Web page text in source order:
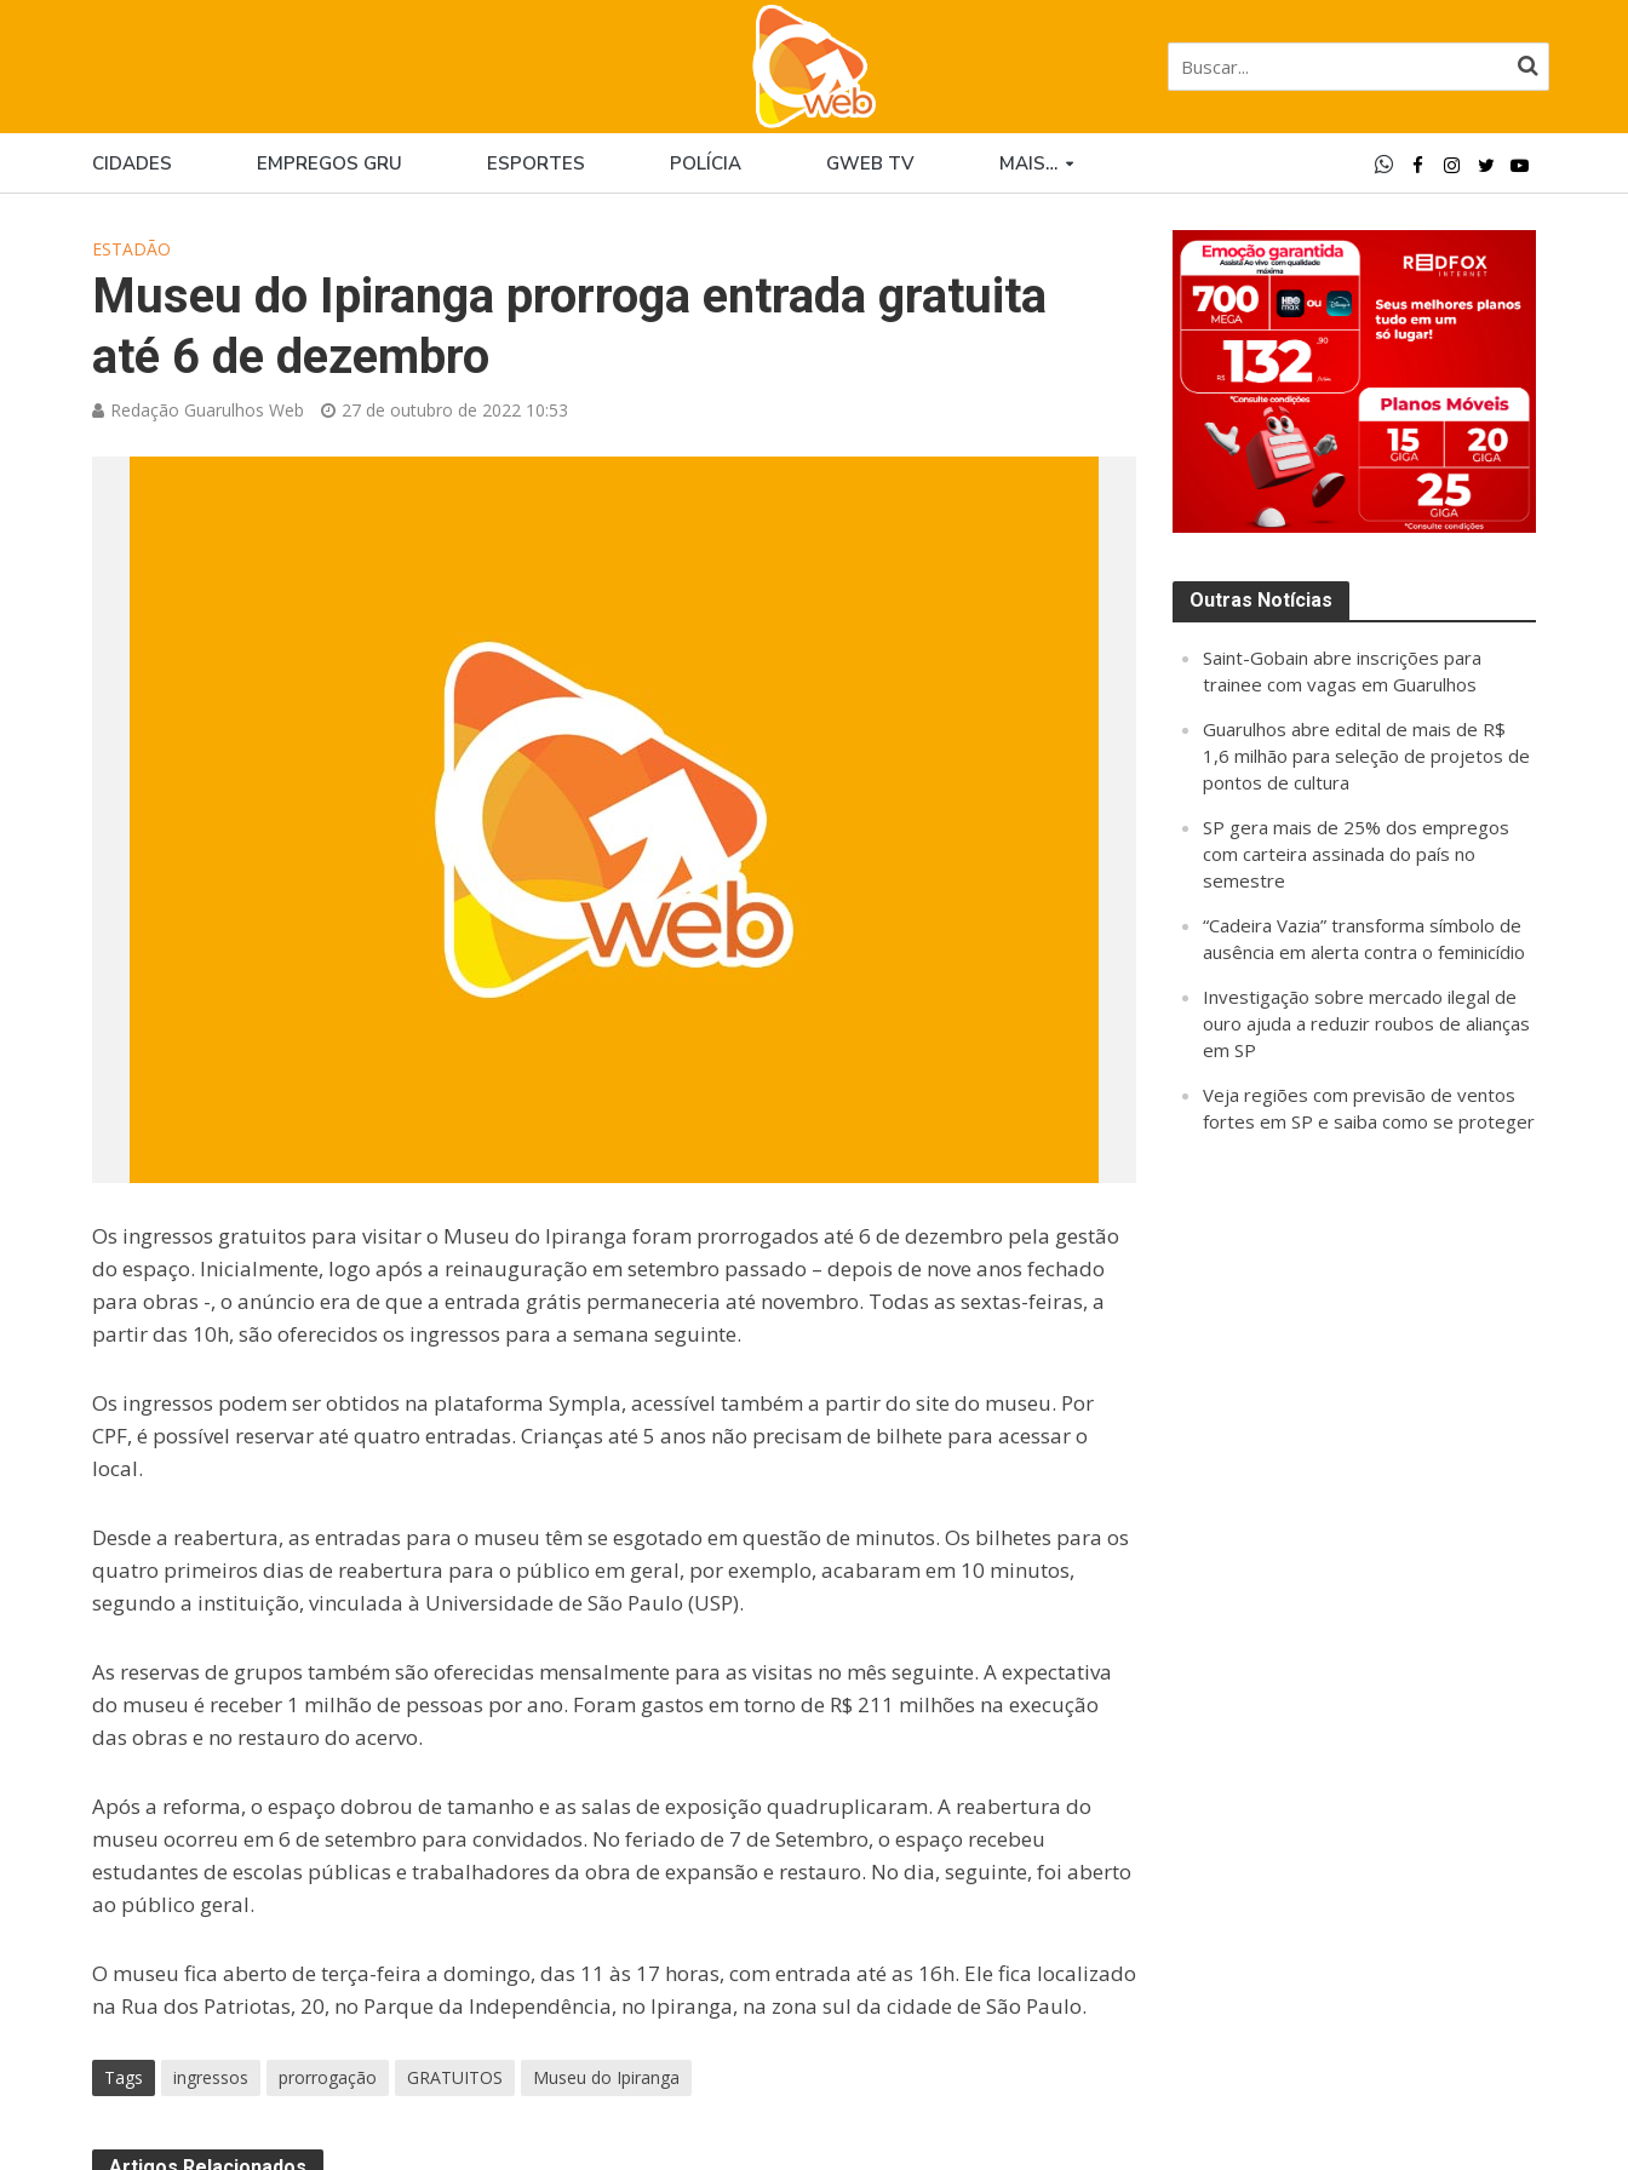
CIDADES EMPREGOS GRU ESPORTES POLÍCIA GWEB TV MAIS…
ESTADÃO
Museu do Ipiranga prorroga entrada gratuita
até 6 de dezembro
Redação Guarulhos Web 27 de outubro de 2022 10:53
Os ingressos gratuitos para visitar o Museu do Ipiranga foram prorrogados até 6 de dezembro pela gestão
do espaço. Inicialmente, logo após a reinauguração em setembro passado – depois de nove anos fechado
para obras -, o anúncio era de que a entrada grátis permaneceria até novembro. Todas as sextas-feiras, a
partir das 10h, são oferecidos os ingressos para a semana seguinte.
Os ingressos podem ser obtidos na plataforma Sympla, acessível também a partir do site do museu. Por
CPF, é possível reservar até quatro entradas. Crianças até 5 anos não precisam de bilhete para acessar o
local.
Desde a reabertura, as entradas para o museu têm se esgotado em questão de minutos. Os bilhetes para os
quatro primeiros dias de reabertura para o público em geral, por exemplo, acabaram em 10 minutos,
segundo a instituição, vinculada à Universidade de São Paulo (USP).
As reservas de grupos também são oferecidas mensalmente para as visitas no mês seguinte. A expectativa
do museu é receber 1 milhão de pessoas por ano. Foram gastos em torno de R$ 211 milhões na execução
das obras e no restauro do acervo.
Após a reforma, o espaço dobrou de tamanho e as salas de exposição quadruplicaram. A reabertura do
museu ocorreu em 6 de setembro para convidados. No feriado de 7 de Setembro, o espaço recebeu
estudantes de escolas públicas e trabalhadores da obra de expansão e restauro. No dia, seguinte, foi aberto
ao público geral.
O museu fica aberto de terça-feira a domingo, das 11 às 17 horas, com entrada até as 16h. Ele fica localizado
na Rua dos Patriotas, 20, no Parque da Independência, no Ipiranga, na zona sul da cidade de São Paulo.
Tags ingressos prorrogação GRATUITOS Museu do Ipiranga
Outras Notícias
Saint-Gobain abre inscrições para
trainee com vagas em Guarulhos
Guarulhos abre edital de mais de R$
1,6 milhão para seleção de projetos de
pontos de cultura
SP gera mais de 25% dos empregos
com carteira assinada do país no
semestre
“Cadeira Vazia” transforma símbolo de
ausência em alerta contra o feminicídio
Investigação sobre mercado ilegal de
ouro ajuda a reduzir roubos de alianças
em SP
Veja regiões com previsão de ventos
fortes em SP e saiba como se proteger